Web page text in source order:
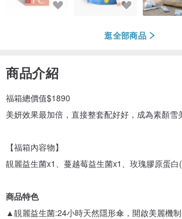
逛全部商品
商品介紹
福箱總價值$1890
美妍效果最加倍，直接整套配好好，成為素顏雪
【福箱內容物】
靚麗益生菌x1、蔓越莓益生菌x1、玫瑰膠原蛋白
商品特色
▲靚麗益生菌:24小時天然隱形傘，開啟美麗機